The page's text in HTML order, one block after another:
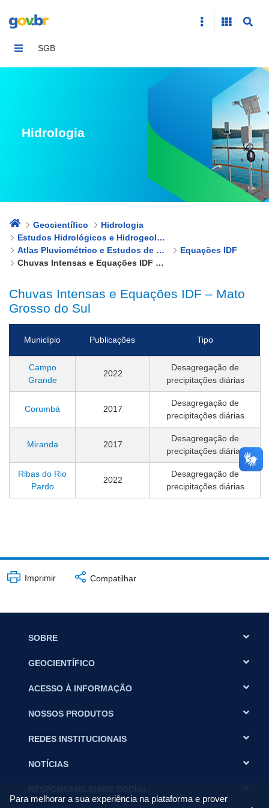
SGB
Hidrologia
Geocientífico
Hidrologia
Estudos Hidrológicos e Hidrogeológicos
Atlas Pluviométrico e Estudos de Chuvas Intensas
Equações IDF
Chuvas Intensas e Equações IDF – Mato Grosso do Sul
Chuvas Intensas e Equações IDF – Mato
Grosso do Sul
Município Publicações Tipo
Campo
Grande
2022
Desagregação de
precipitações diárias
Corumbá 2017
Desagregação de
precipitações diárias
Miranda 2017
Desagregação de
precipitações diárias
Ribas do Rio
Pardo
2022
Desagregação de
precipitações diárias
Imprimir Compatilhar
SOBRE
GEOCIENTÍFICO
ACESSO À INFORMAÇÃO
NOSSOS PRODUTOS
REDES INSTITUCIONAIS
NOTÍCIAS
Para melhorar a sua experiência na plataforma e prover